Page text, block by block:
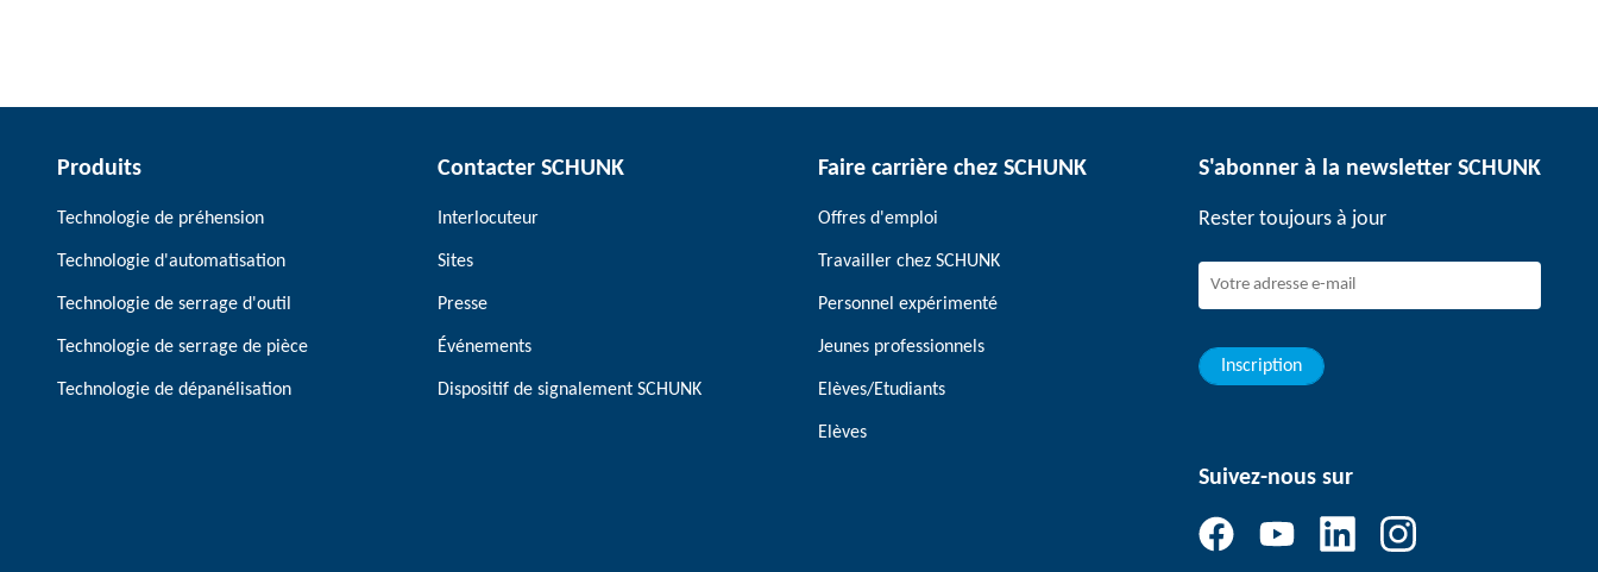
Produits
Technologie de préhension
Technologie d'automatisation
Technologie de serrage d'outil
Technologie de serrage de pièce
Technologie de dépanélisation
Contacter SCHUNK
Interlocuteur
Sites
Presse
Événements
Dispositif de signalement SCHUNK
Faire carrière chez SCHUNK
Offres d'emploi
Travailler chez SCHUNK
Personnel expérimenté
Jeunes professionnels
Elèves/Etudiants
Elèves
S'abonner à la newsletter SCHUNK
Rester toujours à jour
Inscription
Suivez-nous sur